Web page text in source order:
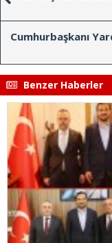
Cumhurbaşkanı
Benzer Haberler